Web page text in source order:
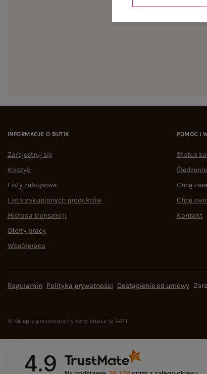
INFORMACJE O BUTIK
Zarejestruj się
Koszyk
Listy zakupowe
Lista zakupionych produktów
Historia transakcji
Oferty pracy
Współpraca
POMOC I
Status
Chcę
Chcę
Kontakt
Regulamin Polityka prywatności Odstąpienie od umowy
W sklepie prezentujemy ceny brutto (z VAT).
4.9